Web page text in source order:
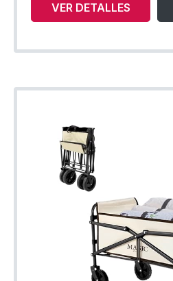
VER DETALLES